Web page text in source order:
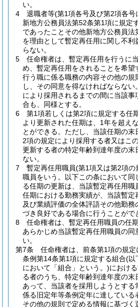
い。
4
退職者等(第1項各号及び第2項各号
新地方公務員法第52条第1項に規定
であったことその他新地方公務員法
を理由として暫定再任用に関し不利
らない。
5
任命権者は、暫定再任用を行うに
め、暫定再任用をされることを希望
行う職に係る職務の内容その他の規
し、その同意を得なければならない。
により採用されるまでの間に当該
合も、同様とする。
6
第1項若しくは第2項に規定する任
より更新された任期は、1年を超え
とができる。 ただし、当該任期の
2項の規定により採用する者又はこ
更新する者の特定年齢到達年度の末
ない。
7
暫定再任用職員(第1項又は第2項の
職員をいう。以下この条において同
る任期の更新は、当該暫定再任用
任期における勤務実績が、当該暫定
及び業績評価の全体評語その他勤
づき良好である場合に行うことがで
8
任命権者は、暫定再任用職員の任
あらかじめ当該暫定再任用職員の同
い。
第7条
任命権者は、前条第1項の規
条例第14条第1項に規定する組合(以
において「組合」という。)におけ
る者のうち、特定年齢到達年度の
あって、当該者を採用しようとする
係る旧定年等条例定年に達している
その他の規則で定める情報に基づく